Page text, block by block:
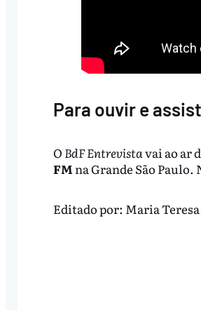
Para ouvir e
O BdF Entrevistavai ao ar
FM na Grande São Paulo.
Editado por: Maria